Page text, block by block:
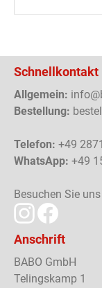
Schnellkontakt
Allgemein:
Bestellung:
Telefon: +49
WhatsApp: +49
Besuchen Sie
Anschrift
BABO GmbH
Telingskamp 1